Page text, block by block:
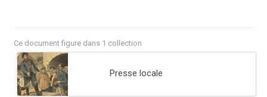
Ce document figure dans 1 collection
Presse locale